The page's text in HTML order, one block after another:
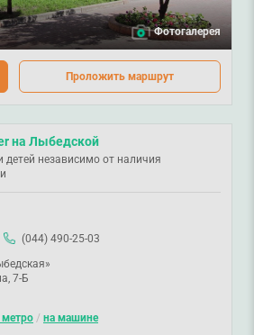
Фотогалерея
Проложить маршрут
на Лыбедской
независимо от наличия
(044) 490-25-03
7-Б
метро / на машине